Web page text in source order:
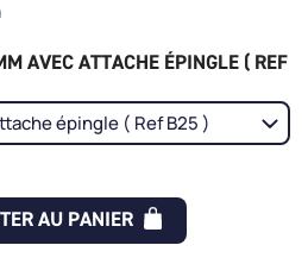
AVEC ATTACHE ÉPINGLE ( REF
AU PANIER